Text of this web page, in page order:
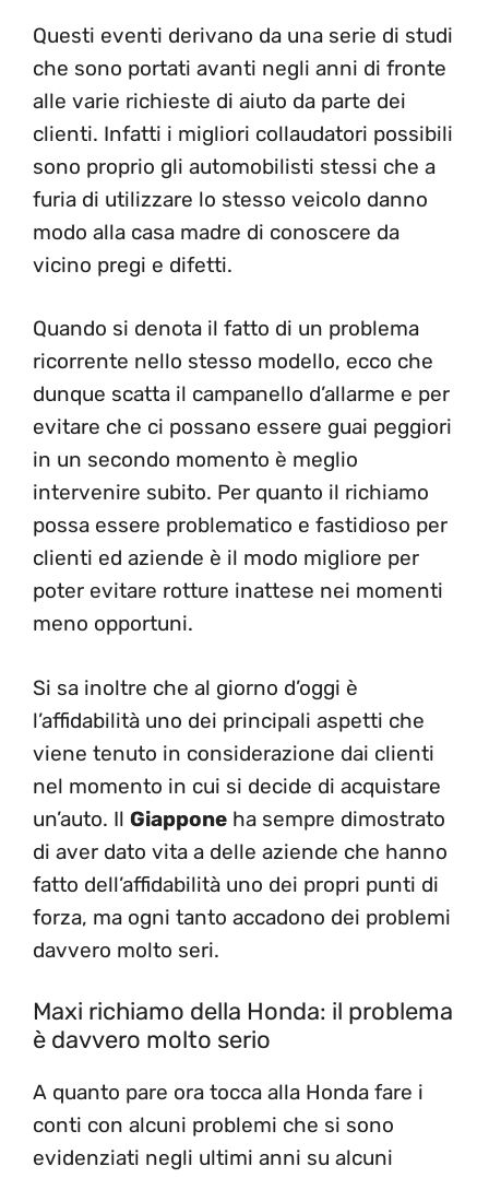
Questi eventi derivano da una serie di studi
che sono portati avanti negli anni di fronte
alle varie richieste di aiuto da parte dei
clienti. Infatti i migliori collaudatori possibili
sono proprio gli automobilisti stessi che a
furia di utilizzare lo stesso veicolo danno
modo alla casa madre di conoscere da
vicino pregi e difetti.
Quando si denota il fatto di un problema
ricorrente nello stesso modello, ecco che
dunque scatta il campanello d’allarme e per
evitare che ci possano essere guai peggiori
in un secondo momento è meglio
intervenire subito. Per quanto il richiamo
possa essere problematico e fastidioso per
clienti ed aziende è il modo migliore per
poter evitare rotture inattese nei momenti
meno opportuni.
Si sa inoltre che al giorno d’oggi è
l’affidabilità uno dei principali aspetti che
viene tenuto in considerazione dai clienti
nel momento in cui si decide di acquistare
un’auto. Il Giappone ha sempre dimostrato
di aver dato vita a delle aziende che hanno
fatto dell’affidabilità uno dei propri punti di
forza, ma ogni tanto accadono dei problemi
davvero molto seri.
Maxi richiamo della Honda: il problema
è davvero molto serio
A quanto pare ora tocca alla Honda fare i
conti con alcuni problemi che si sono
evidenziati negli ultimi anni su alcuni